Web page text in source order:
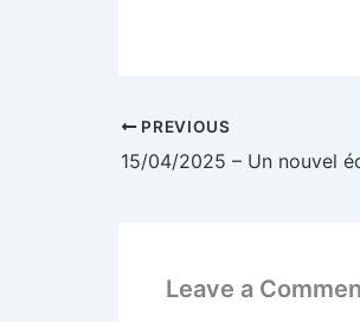
PREVIOUS
Leave a